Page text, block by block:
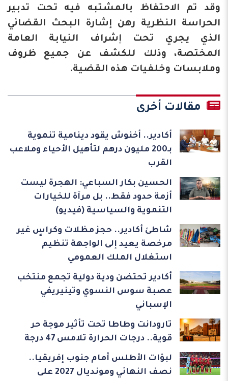
وقد تم الاحتفاظ بالمشتبه فيه تحت تدبير
الحراسة النظرية رهن إشارة البحث القضائي
الذي يجري تحت إشراف النيابة العامة
المختصة، وذلك للكشف عن جميع ظروف
وملابسات وخلفيات هذه القضية.
مقالات أخرى
أكادير.. أخنوش يقود دينامية تنموية
بـ200 مليون درهم لتأهيل الأحياء وملاعب
القرب
الحسين بكار السباعي: الهجرة ليست
أزمة حدود فقط.. بل مرآة للخيارات
التنموية والسياسية (فيديو)
شاطئ أكادير.. حجز مظلات وكراسٍ غير
مرخصة يعيد إلى الواجهة تنظيم
استغلال الملك العمومي
أكادير تحتضن ودية دولية تجمع منتخب
عصبة سوس النسوي وتينيريفي
الإسباني
تارودانت وطاطا تحت تأثير موجة حر
قوية.. درجات الحرارة تلامس 47 درجة
لبؤات الأطلس أمام جنوب إفريقيا..
نصف النهائي ومونديال 2027 على